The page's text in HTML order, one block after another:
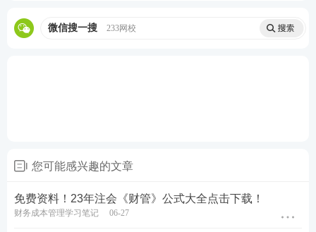
微信搜一搜 233网校
您可能感兴趣的文章
免费资料！23年注会《财管》公式大全点击下载！
财务成本管理学习笔记 06-27